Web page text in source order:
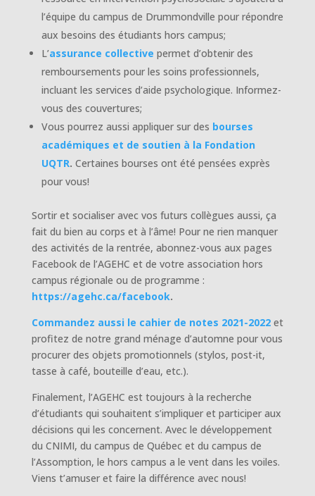
l’équipe du campus de Drummondville pour répondre
aux besoins des étudiants hors campus;
L’assurance collective permet d’obtenir des
remboursements pour les soins professionnels,
incluant les services d’aide psychologique. Informez-
vous des couvertures;
Vous pourrez aussi appliquer sur des bourses
académiques et de soutien à la Fondation
UQTR. Certaines bourses ont été pensées exprès
pour vous!
Sortir et socialiser avec vos futurs collègues aussi, ça
fait du bien au corps et à l’âme! Pour ne rien manquer
des activités de la rentrée, abonnez-vous aux pages
Facebook de l’AGEHC et de votre association hors
campus régionale ou de programme :
https://agehc.ca/facebook.
Commandez aussi le cahier de notes 2021-2022et
profitez de notre grand ménage d’automne pour vous
procurer des objets promotionnels (stylos, post-it,
tasse à café, bouteille d’eau, etc.).
Finalement, l’AGEHC est toujours à la recherche
d’étudiants qui souhaitent s’impliquer et participer aux
décisions qui les concernent. Avec le développement
du CNIMI, du campus de Québec et du campus de
l’Assomption, le hors campus a le vent dans les voiles.
Viens t’amuser et faire la différence avec nous!